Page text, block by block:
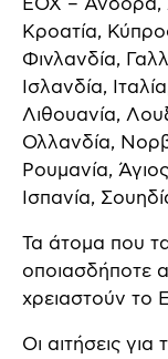
Κροατία,
Φινλανδία,
Ισλανδία,
Λιθουανία,
Ολλανδία,
Ρουμανία,
Ισπανία,
Τα άτομα που
οποιασδήποτε
χρειαστούν το
Οι αιτήσεις